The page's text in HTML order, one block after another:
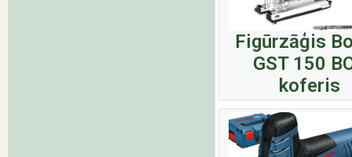
Figūrzāģis
GST 150
koferis